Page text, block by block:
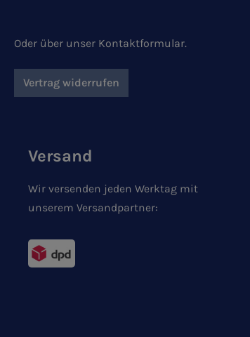
Oder über unser Kontaktformular.
Vertrag widerrufen
Versand
Wir versenden jeden Werktag mit
unserem Versandpartner: